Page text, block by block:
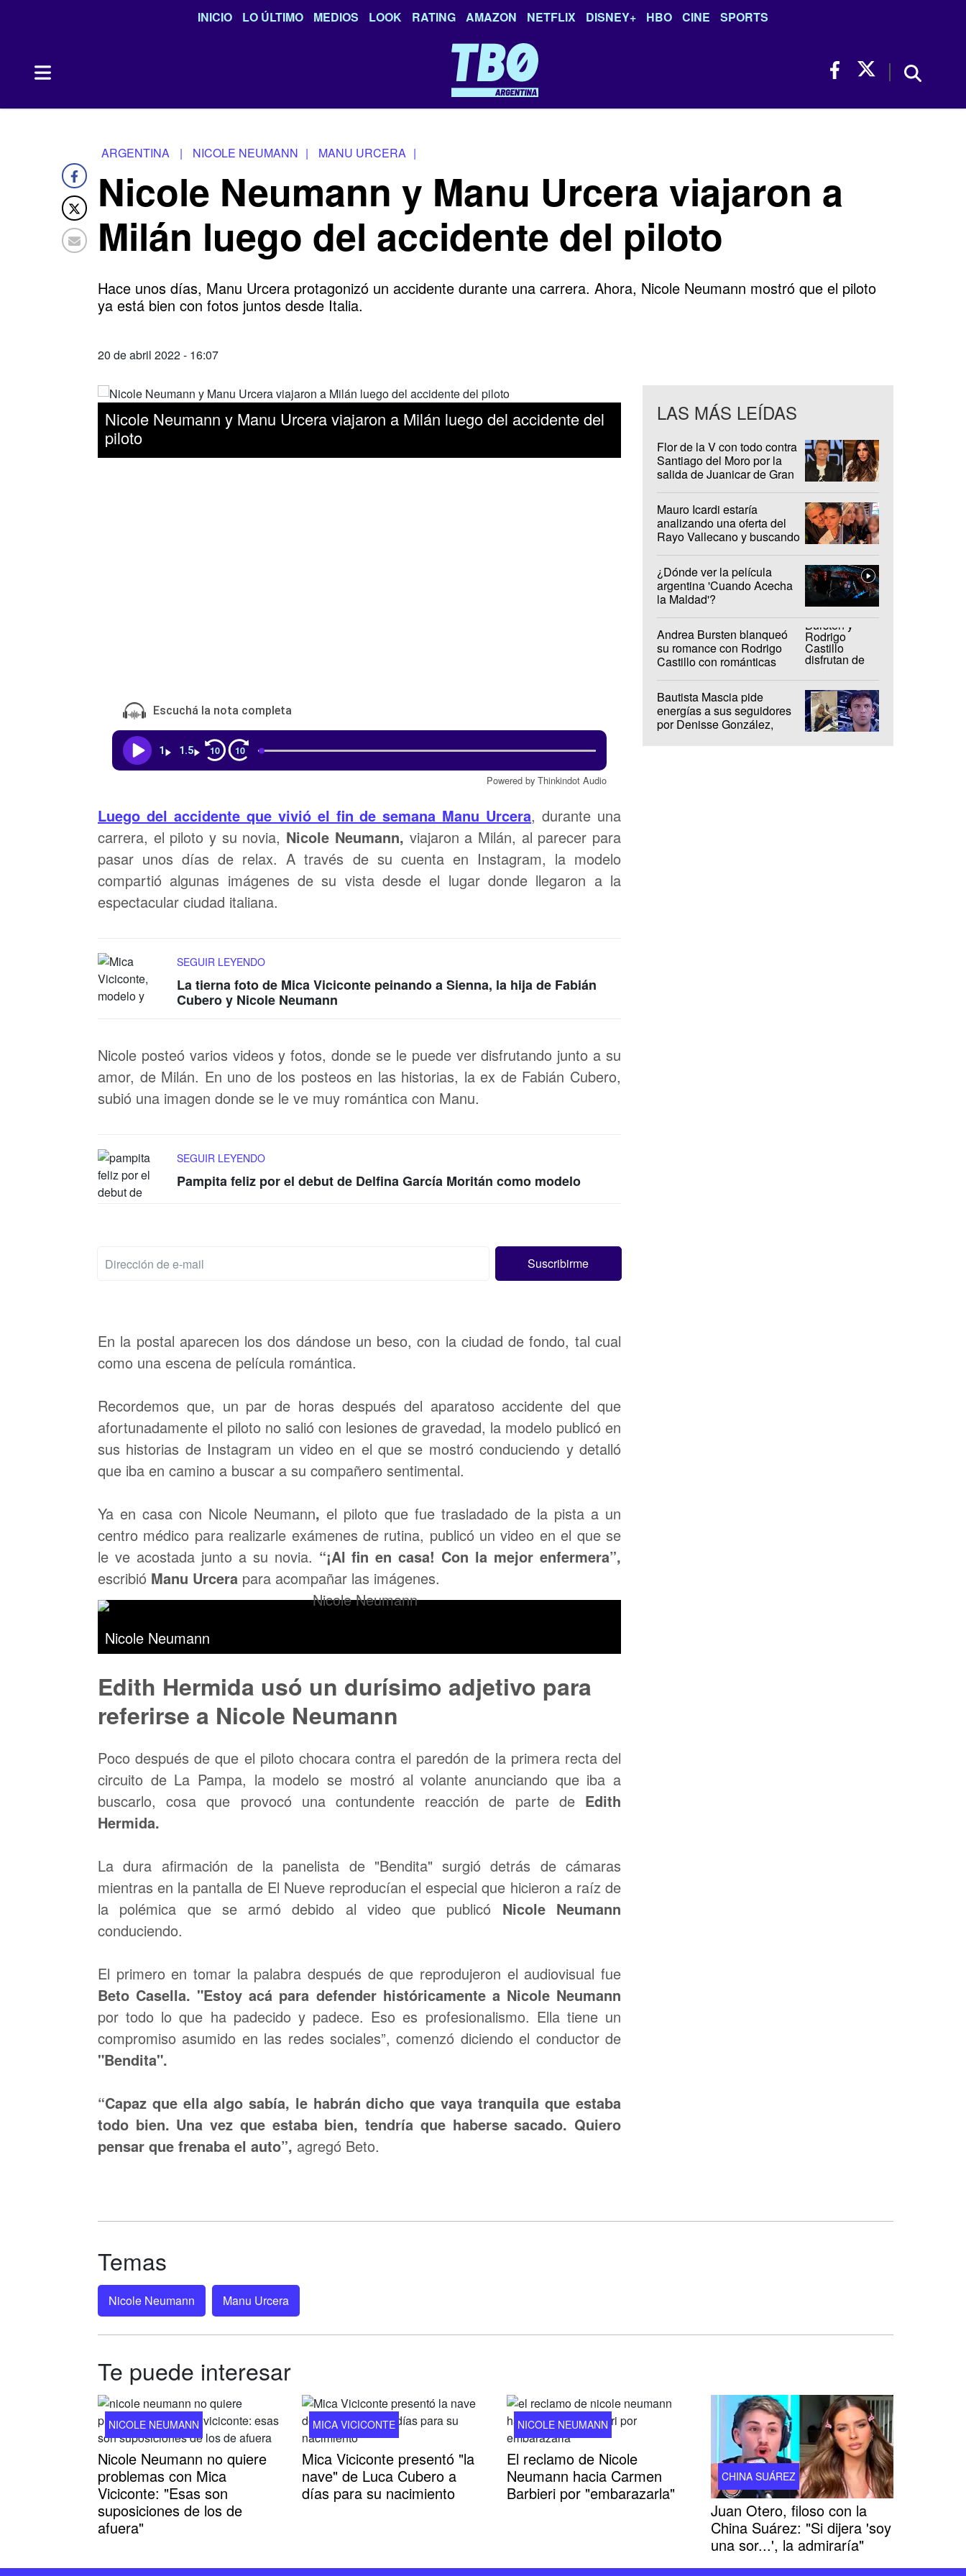
INICIO LO ÚLTIMO MEDIOS LOOK RATING AMAZON NETFLIX DISNEY+ HBO CINE SPORTS
ARGENTINA | NICOLE NEUMANN | MANU URCERA |
Nicole Neumann y Manu Urcera viajaron a
Milán luego del accidente del piloto
Hace unos días, Manu Urcera protagonizó un accidente durante una carrera. Ahora, Nicole Neumann mostró que el piloto
ya está bien con fotos juntos desde Italia.
20 de abril 2022 - 16:07
Nicole Neumann y Manu Urcera viajaron a Milán luego del accidente del
piloto
Escuchá la nota completa
1 1.5 10 10
Powered by Thinkindot Audio
Luego del accidente que vivió el fin de semana Manu Urcera, durante una
carrera, el piloto y su novia, Nicole Neumann, viajaron a Milán, al parecer para
pasar unos días de relax. A través de su cuenta en Instagram, la modelo
compartió algunas imágenes de su vista desde el lugar donde llegaron a la
espectacular ciudad italiana.
SEGUIR LEYENDO
La tierna foto de Mica Viciconte peinando a Sienna, la hija de Fabián
Cubero y Nicole Neumann
Nicole posteó varios videos y fotos, donde se le puede ver disfrutando junto a su
amor, de Milán. En uno de los posteos en las historias, la ex de Fabián Cubero,
subió una imagen donde se le ve muy romántica con Manu.
SEGUIR LEYENDO
Pampita feliz por el debut de Delfina García Moritán como modelo
En la postal aparecen los dos dándose un beso, con la ciudad de fondo, tal cual
como una escena de película romántica.
Recordemos que, un par de horas después del aparatoso accidente del que
afortunadamente el piloto no salió con lesiones de gravedad, la modelo publicó en
sus historias de Instagram un video en el que se mostró conduciendo y detalló
que iba en camino a buscar a su compañero sentimental.
Ya en casa con Nicole Neumann,el piloto que fue trasladado de la pista a un
centro médico para realizarle exámenes de rutina, publicó un video en el que se
le ve acostada junto a su novia. “¡Al fin en casa! Con la mejor enfermera”,
escribió Manu Urcera para acompañar las imágenes.
Nicole Neumann
Edith Hermida usó un durísimo adjetivo para
referirse a Nicole Neumann
Poco después de que el piloto chocara contra el paredón de la primera recta del
circuito de La Pampa, la modelo se mostró al volante anunciando que iba a
buscarlo, cosa que provocó una contundente reacción de parte de Edith
Hermida.
La dura afirmación de la panelista de "Bendita" surgió detrás de cámaras
mientras en la pantalla de El Nueve reproducían el especial que hicieron a raíz de
la polémica que se armó debido al video que publicó Nicole Neumann
conduciendo.
El primero en tomar la palabra después de que reprodujeron el audiovisual fue
Beto Casella. "Estoy acá para defender históricamente a Nicole Neumann
por todo lo que ha padecido y padece. Eso es profesionalismo. Ella tiene un
compromiso asumido en las redes sociales”, comenzó diciendo el conductor de
"Bendita".
“Capaz que ella algo sabía, le habrán dicho que vaya tranquila que estaba
todo bien. Una vez que estaba bien, tendría que haberse sacado. Quiero
pensar que frenaba el auto”, agregó Beto.
LAS MÁS LEÍDAS
Flor de la V con todo contra
Santiago del Moro por la
salida de Juanicar de Gran
Mauro Icardi estaría
analizando una oferta del
Rayo Vallecano y buscando
¿Dónde ver la película
argentina 'Cuando Acecha
la Maldad'?
Andrea Bursten blanqueó
su romance con Rodrigo
Castillo con románticas
Bautista Mascia pide
energías a sus seguidores
por Denisse González,
Temas
Nicole Neumann Manu Urcera
Te puede interesar
NICOLE NEUMANN
Nicole Neumann no quiere
problemas con Mica
Viciconte: "Esas son
suposiciones de los de
afuera"
MICA VICICONTE
Mica Viciconte presentó "la
nave" de Luca Cubero a
días para su nacimiento
NICOLE NEUMANN
El reclamo de Nicole
Neumann hacia Carmen
Barbieri por "embarazarla"
CHINA SUÁREZ
Juan Otero, filoso con la
China Suárez: "Si dijera 'soy
una sor...', la admiraría"